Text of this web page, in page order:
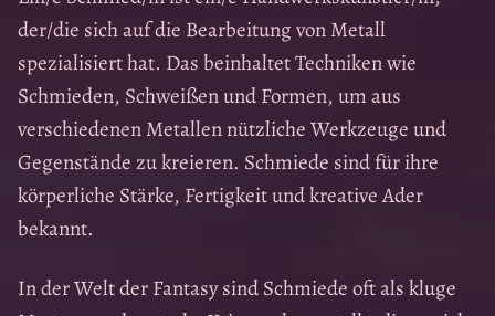
der/die sich auf die Bearbeitung von Metall
spezialisiert hat. Das beinhaltet Techniken wie
Schmieden, Schweißen und Formen, um aus
verschiedenen Metallen nützliche Werkzeuge und
Gegenstände zu kreieren. Schmiede sind für ihre
körperliche Stärke, Fertigkeit und kreative Ader
bekannt.
In der Welt der Fantasy sind Schmiede oft als kluge